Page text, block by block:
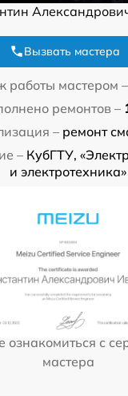
Вызвать мастера
работы мастером –
ремонтов –
– ремонт
– КубГТУ,
и электротехника»
ознакомиться с
мастера